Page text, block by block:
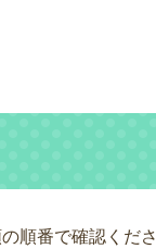
順番で確認くださ